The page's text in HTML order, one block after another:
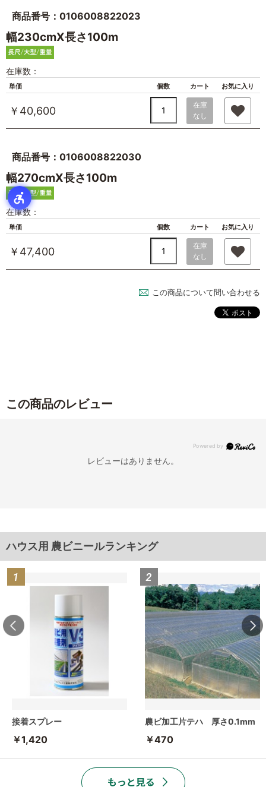
商品番号：0106008822023
幅230cmX長さ100m
在庫数：
単価 個数 カート お気に入り
￥40,600
在庫
なし
商品番号：0106008822030
幅270cmX長さ100m
在庫数：
単価 個数 カート お気に入り
￥47,400
在庫
なし
この商品について問い合わせる
この商品のレビュー
レビューはありません。
ハウス用 農ビニールランキング
接着スプレー
￥1,420
農ビ加工片テハ 厚さ0.1mm
￥470